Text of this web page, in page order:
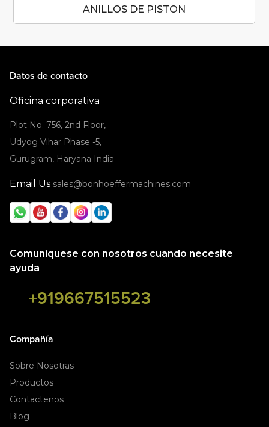
ANILLOS DE PISTON
Datos de contacto
Oficina corporativa
Plot No. 756, 2nd Floor,
Udyog Vihar Phase -5,
Gurugram, Haryana India
Email Us sales@bonhoeffermachines.com
Comuníquese con nosotros cuando necesite
ayuda
+919667515523
Compañía
Sobre Nosotras
Productos
Contactenos
Blog